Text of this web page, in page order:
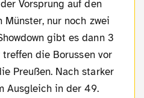
Vorsprung auf den
Münster, nur noch zwei
gibt es dann 3
die Borussen vor
Preußen. Nach starker
Ausgleich in der 49.